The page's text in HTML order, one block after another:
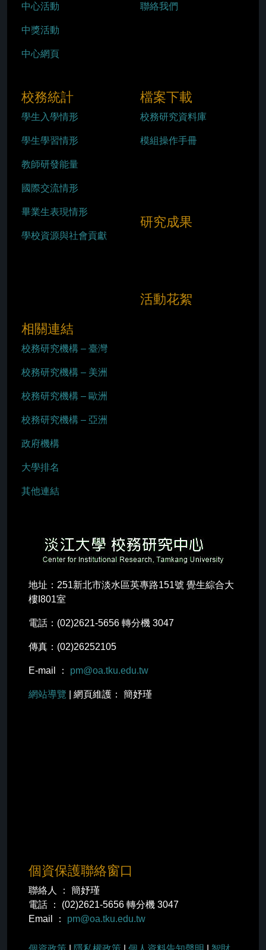
中心活動
中獎活動
中心網頁
聯絡我們
校務統計
學生入學情形
學生學習情形
教師研發能量
國際交流情形
畢業生表現情形
學校資源與社會貢獻
檔案下載
校務研究資料庫
模組操作手冊
研究成果
活動花絮
相關連結
校務研究機構 – 臺灣
校務研究機構 – 美洲
校務研究機構 – 歐洲
校務研究機構 – 亞洲
政府機構
大學排名
其他連結
地址：251新北市淡水區英專路151號 覺生綜合大
樓I801室
電話：(02)2621-5656 轉分機 3047
傳真：(02)26252105
E-mail ： pm@oa.tku.edu.tw
網站導覽 | 網頁維護： 簡妤瑾
個資保護聯絡窗口
聯絡人 ： 簡妤瑾
電話 ： (02)2621-5656 轉分機 3047
Email ： pm@oa.tku.edu.tw